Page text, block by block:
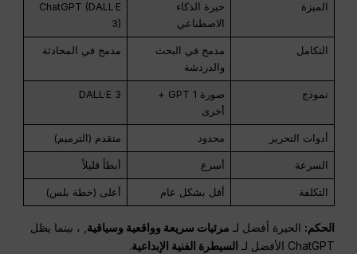
الميزة
حيرة الذكاء
الاصطناعي
ChatGPT (DALL·E
3)
التكامل
مدمج في البحث
والدردشة
مدمج في المحادثة
نموذج
صورة GPT 1 +
أخرى
DALL·E 3
أدوات التحرير محدود متقدم (الترميم)
السرعة أسرع أبطأ قليلاً
التكلفة أقل بشكل عام أعلى (خطة بلس)
الحكم: الحيرة أفضل لـ مرئيات سريعة وواقعية وسياقية , ، بينما يظل
ChatGPT الأفضل لـ
السيطرة الفنية الإبداعية.